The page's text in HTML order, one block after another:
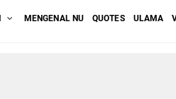
MENGENAL NU QUOTES ULAMA